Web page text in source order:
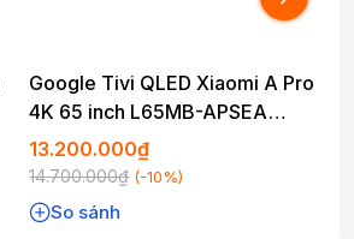
Google Tivi QLED Xiaomi A Pro
4K 65 inch L65MB-APSEA
2026
13.200.000₫
14.700.000₫ (-10%)
So sánh